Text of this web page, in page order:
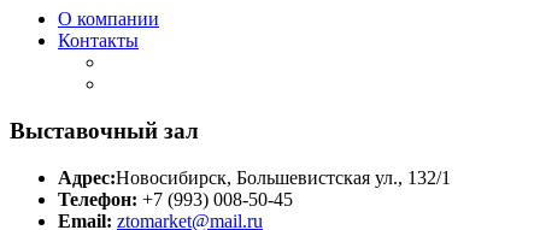
О компании
Контакты
Выставочный зал
Адрес:Новосибирск, Большевистская ул., 132/1
Телефон: +7 (993) 008-50-45
Email: ztomarket@mail.ru